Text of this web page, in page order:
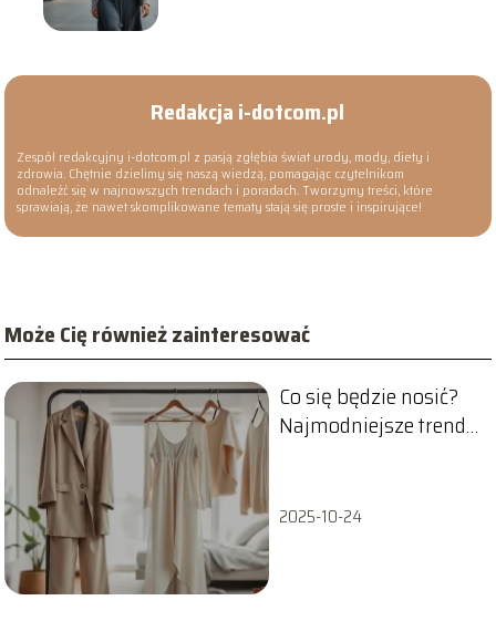
Redakcja i-dotcom.pl
Zespół redakcyjny i-dotcom.pl z pasją zgłębia świat urody, mody, diety i
zdrowia. Chętnie dzielimy się naszą wiedzą, pomagając czytelnikom
odnaleźć się w najnowszych trendach i poradach. Tworzymy treści, które
sprawiają, że nawet skomplikowane tematy stają się proste i inspirujące!
Może Cię również zainteresować
Co się będzie nosić?
Najmodniejsze trendy
2025-10-24